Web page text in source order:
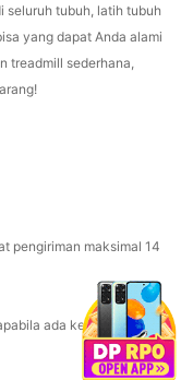
seluruh tubuh, latih tubuh
yang dapat Anda alami
treadmill sederhana,
pengiriman maksimal 14
ada kendala